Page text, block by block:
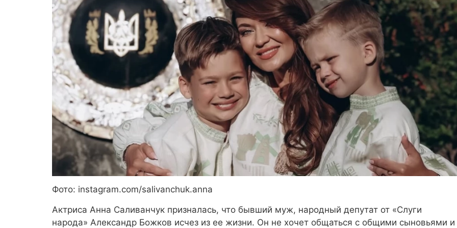
Фото: instagram.com/salivanchuk.anna
Актриса Анна Саливанчук призналась, что бывший муж, народный депутат от «Слуги
народа» Александр Божков исчез из ее жизни. Он не хочет общаться с общими сыновьями и